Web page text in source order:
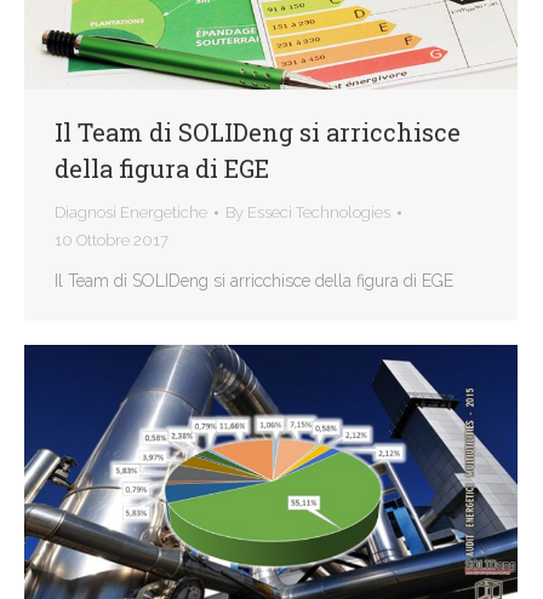
Il Team di SOLIDeng si arricchisce
della figura di EGE
Diagnosi Energetiche By Esseci Technologies
10 Ottobre 2017
Il Team di SOLIDeng si arricchisce della figura di EGE